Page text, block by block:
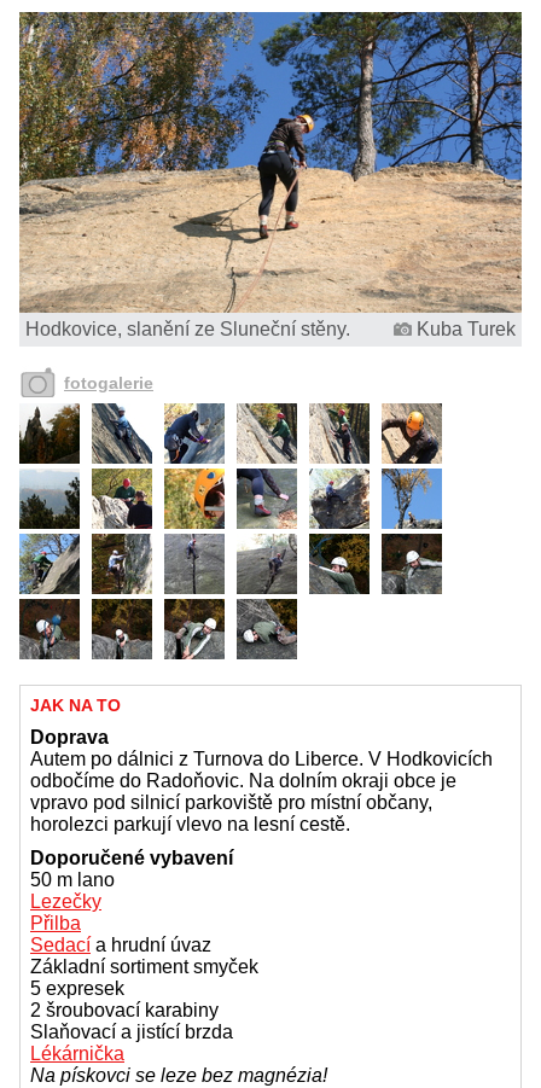
Hodkovice, slanění ze Sluneční stěny. Kuba Turek
fotogalerie
JAK NA TO
Doprava
Autem po dálnici z Turnova do Liberce. V Hodkovicích
odbočíme do Radoňovic. Na dolním okraji obce je
vpravo pod silnicí parkoviště pro místní občany,
horolezci parkují vlevo na lesní cestě.
Doporučené vybavení
50 m lano
Lezečky
Přilba
Sedací a hrudní úvaz
Základní sortiment smyček
5 expresek
2 šroubovací karabiny
Slaňovací a jistící brzda
Lékárnička
Na pískovci se leze bez magnézia!